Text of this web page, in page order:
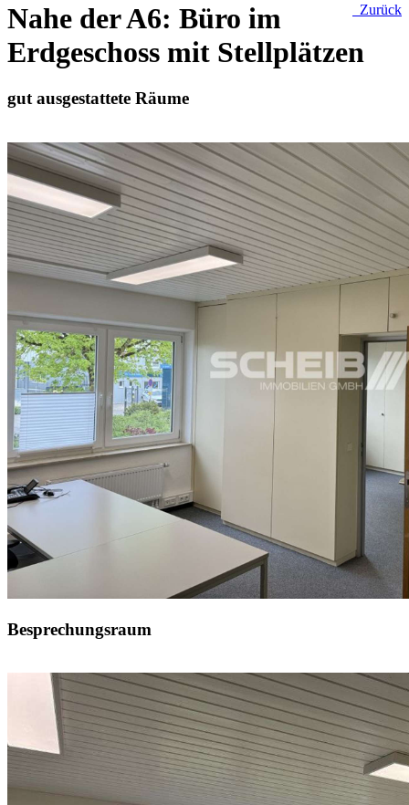
Zurück
Nahe der A6: Büro im
Erdgeschoss mit Stellplätzen
gut ausgestattete Räume
Besprechungsraum